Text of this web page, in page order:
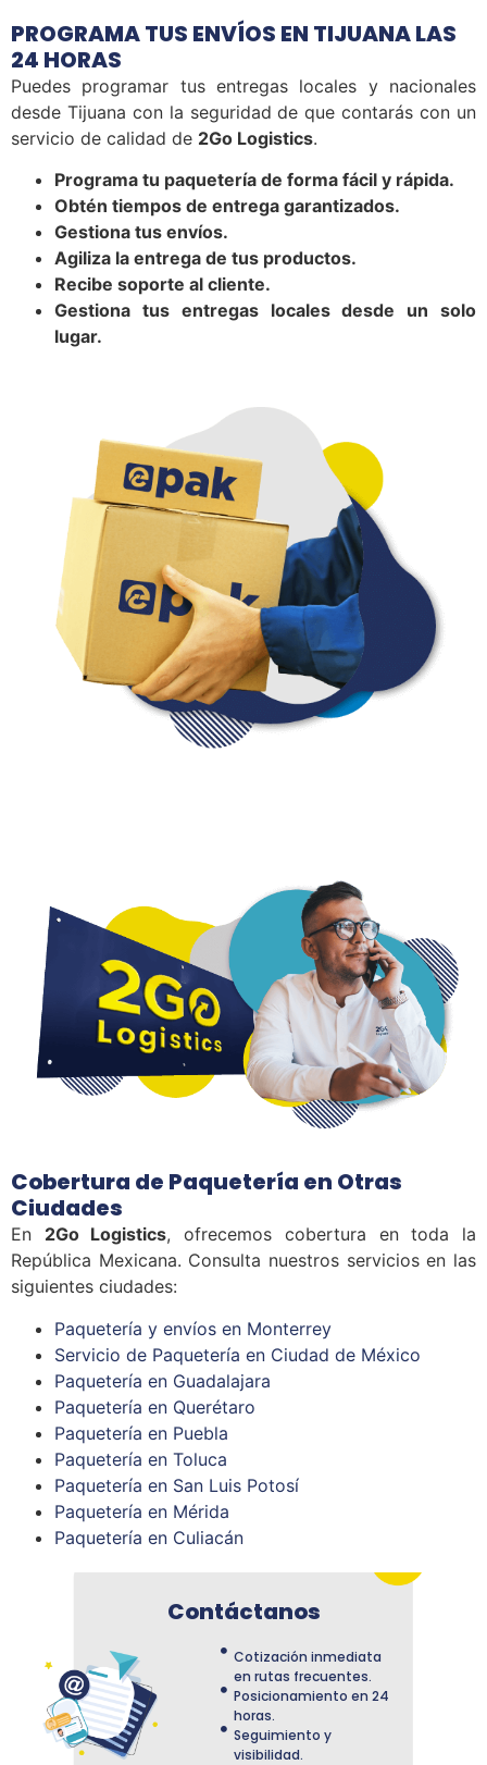
PROGRAMA TUS ENVÍOS EN TIJUANA LAS
24 HORAS
Puedes programar tus entregas locales y nacionales
desde Tijuana con la seguridad de que contarás con un
servicio de calidad de 2Go Logistics.
Programa tu paquetería de forma fácil y rápida.
Obtén tiempos de entrega garantizados.
Gestiona tus envíos.
Agiliza la entrega de tus productos.
Recibe soporte al cliente.
Gestiona tus entregas locales desde un solo
lugar.
Cobertura de Paquetería en Otras
Ciudades
En 2Go Logistics, ofrecemos cobertura en toda la
República Mexicana. Consulta nuestros servicios en las
siguientes ciudades:
Paquetería y envíos en Monterrey
Servicio de Paquetería en Ciudad de México
Paquetería en Guadalajara
Paquetería en Querétaro
Paquetería en Puebla
Paquetería en Toluca
Paquetería en San Luis Potosí
Paquetería en Mérida
Paquetería en Culiacán
Contáctanos
Cotización inmediata
en rutas frecuentes.
Posicionamiento en 24
horas.
Seguimiento y
visibilidad.